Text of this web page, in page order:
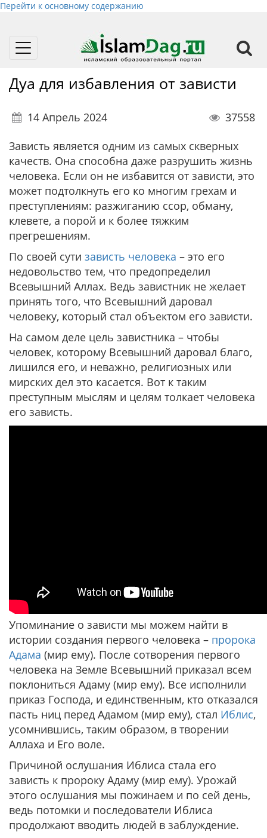
Перейти к основному содержанию
Toggle
Дуа для избавления от зависти
14 Апрель 2024
37558
Зависть является одним из самых скверных
качеств. Она способна даже разрушить жизнь
человека. Если он не избавится от зависти, это
может подтолкнуть его ко многим грехам и
преступлениям: разжиганию ссор, обману,
клевете, а порой и к более тяжким
прегрешениям.
По своей сути зависть человека – это его
недовольство тем, что предопределил
Всевышний Аллах. Ведь завистник не желает
принять того, что Всевышний даровал
человеку, который стал объектом его зависти.
На самом деле цель завистника – чтобы
человек, которому Всевышний даровал благо,
лишился его, и неважно, религиозных или
мирских дел это касается. Вот к таким
преступным мыслям и целям толкает человека
его зависть.
Упоминание о зависти мы можем найти в
истории создания первого человека – пророка
Адама (мир ему). После сотворения первого
человека на Земле Всевышний приказал всем
поклониться Адаму (мир ему). Все исполнили
приказ Господа, и единственным, кто отказался
пасть ниц перед Адамом (мир ему), стал Иблис,
усомнившись, таким образом, в творении
Аллаха и Его воле.
Причиной ослушания Иблиса стала его
зависть к пророку Адаму (мир ему). Урожай
этого ослушания мы пожинаем и по сей день,
ведь потомки и последователи Иблиса
продолжают вводить людей в заблуждение.